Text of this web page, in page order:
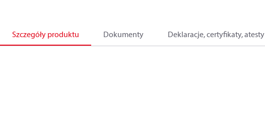
Szczegóły produktu Dokumenty Deklaracje, certyfikaty, atesty